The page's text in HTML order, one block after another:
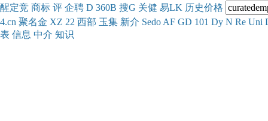
醒定竞 商标 评 企聘 D 360B 搜G 关健 易LK 历史价格
4.cn 聚名金 XZ 22 西部 玉集 新介 Sedo AF GD 101 Dy N Re Uni
表 信息 中介 知识